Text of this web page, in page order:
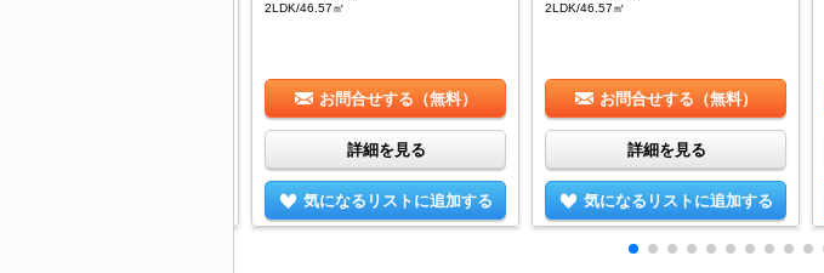
2LDK/46.57㎡
お問合せする（無料）
詳細を見る
気になるリストに追加する
2LDK/46.57㎡
お問合せする（無料）
詳細を見る
気になるリストに追加する